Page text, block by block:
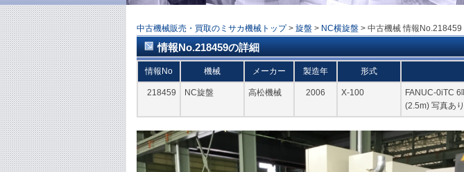
中古機械販売・買取のミサカ機械トップ > 旋盤 > NC横旋盤 > 中古機械 情報
情報No.218459の詳細
情報No 機械 メーカー 製造年 形式
218459 NC旋盤 高松機械 2006 X-100
FANUC-0iTC
(2.5m) 写真あ